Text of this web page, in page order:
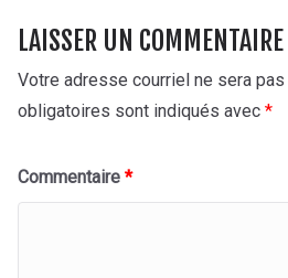
LAISSER UN COMMENTAIRE
Votre adresse courriel ne sera pas
obligatoires sont indiqués avec *
Commentaire *